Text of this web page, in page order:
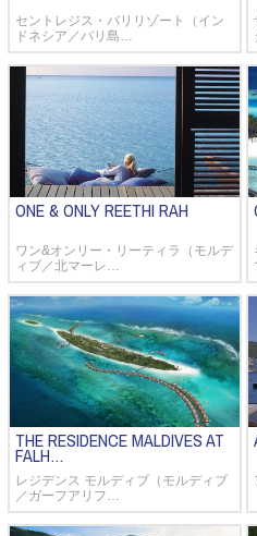
セントレジス・バリリゾート（イン
ドネシア／バリ島…
ONE & ONLY REETHI RAH
ワン&オンリー・リーティラ（モルデ
ィブ／北マーレ…
THE RESIDENCE MALDIVES AT
FALH…
レジデンス モルディブ（モルディブ
／ガーフアリフ…